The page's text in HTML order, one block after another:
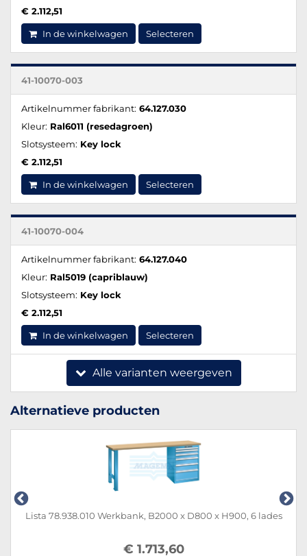
€ 2.112,51
In de winkelwagen Selecteren
41-10070-003
Artikelnummer fabrikant: 64.127.030
Kleur: Ral6011 (resedagroen)
Slotsysteem: Key lock
€ 2.112,51
In de winkelwagen Selecteren
41-10070-004
Artikelnummer fabrikant: 64.127.040
Kleur: Ral5019 (capriblauw)
Slotsysteem: Key lock
€ 2.112,51
In de winkelwagen Selecteren
Alle varianten weergeven
Alternatieve producten
Lista 78.938.010 Werkbank, B2000 x D800 x H900, 6 lades
€ 1.713,60